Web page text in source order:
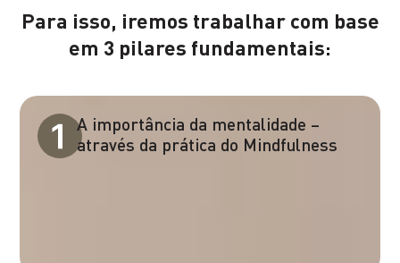
Para isso, iremos trabalhar com base
em 3 pilares fundamentais:
A importância da mentalidade –
através da prática do Mindfulness